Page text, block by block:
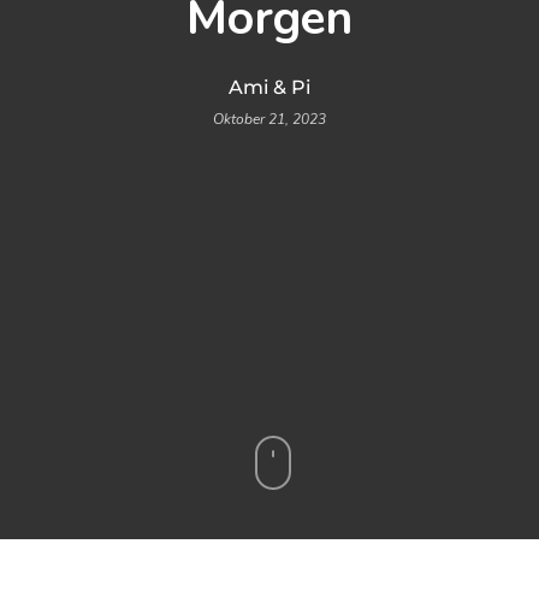
Morgen
Ami & Pi
Oktober 21, 2023